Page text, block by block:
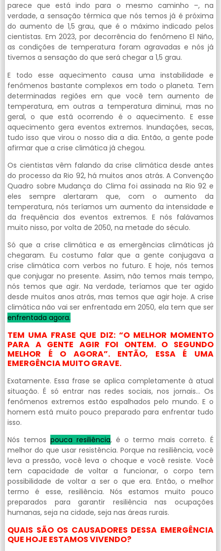
parece que está indo para o mesmo caminho –, na
verdade, a sensação térmica que nós temos já é próxima
do aumento de 1,5 grau, que é o máximo indicado pelos
cientistas. Em 2023, por decorrência do fenômeno El Niño,
as condições de temperatura foram agravadas e nós já
tivemos a sensação do que será chegar a 1,5 grau.
E todo esse aquecimento causa uma instabilidade e
fenômenos bastante complexos em todo o planeta. Tem
determinadas regiões em que você tem aumento de
temperatura, em outras a temperatura diminui, mas no
geral, o que está ocorrendo é o aquecimento. E esse
aquecimento gera eventos extremos. Inundações, secas,
tudo isso que virou o nosso dia a dia. Então, a gente pode
afirmar que a crise climática já chegou.
Os cientistas vêm falando da crise climática desde antes
do processo da Rio 92, há muitos anos atrás. A Convenção
Quadro sobre Mudança do Clima foi assinada na Rio 92 e
eles sempre alertaram que, com o aumento da
temperatura, nós teríamos um aumento da intensidade e
da frequência dos eventos extremos. E nós falávamos
muito nisso, por volta de 2050, na metade do século.
Só que a crise climática e as emergências climáticas já
chegaram. Eu costumo falar que a gente conjugava a
crise climática com verbos no futuro. E hoje, nós temos
que conjugar no presente. Assim, não temos mais tempo,
nós temos que agir. Na verdade, teríamos que ter agido
desde muitos anos atrás, mas temos que agir hoje. A crise
climática não vai ser enfrentada em 2050, ela tem que ser
enfrentada agora.
TEM UMA FRASE QUE DIZ: “O MELHOR MOMENTO
PARA A GENTE AGIR FOI ONTEM. O SEGUNDO
MELHOR É O AGORA”. ENTÃO, ESSA É UMA
EMERGÊNCIA MUITO GRAVE.
Exatamente. Essa frase se aplica completamente à atual
situação. É só entrar nas redes sociais, nos jornais… Os
fenômenos extremos estão espalhados pelo mundo. E o
homem está muito pouco preparado para enfrentar tudo
isso.
Nós temos pouca resiliência, é o termo mais correto. É
melhor do que usar resistência. Porque na resiliência, você
leva a pressão, você leva o choque e você resiste. Você
tem capacidade de voltar a funcionar, o corpo tem
possibilidade de voltar a ser o que era. Então, o melhor
termo é esse, resiliência. Nós estamos muito pouco
preparados para garantir resiliência nas ocupações
humanas, seja na cidade, seja nas áreas rurais.
QUAIS SÃO OS CAUSADORES DESSA EMERGÊNCIA
QUE HOJE ESTAMOS VIVENDO?